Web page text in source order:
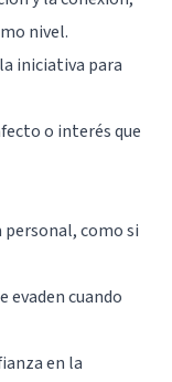
nivel.
iniciativa para
o interés que
personal, como si
cuando
en la